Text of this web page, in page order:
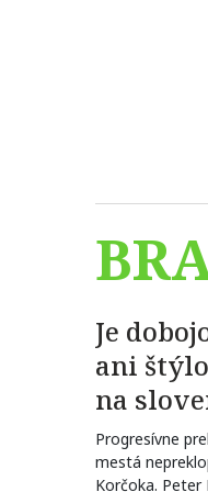
Je
ani
na
Progresívne
mestá
Korčoka. Peter